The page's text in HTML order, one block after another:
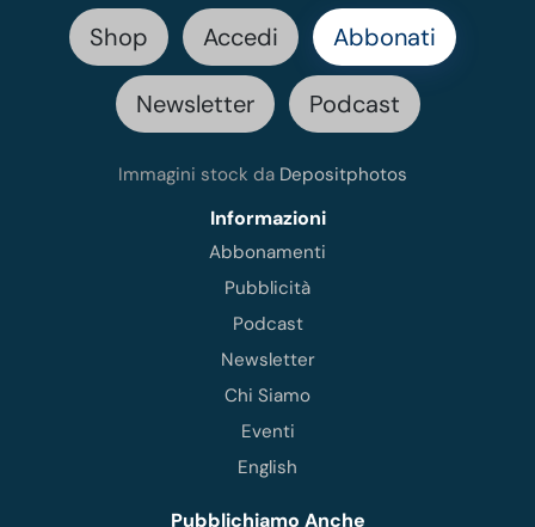
Shop Accedi Abbonati
Newsletter Podcast
Immagini stock da Depositphotos
Informazioni
Abbonamenti
Pubblicità
Podcast
Newsletter
Chi Siamo
Eventi
English
Pubblichiamo Anche